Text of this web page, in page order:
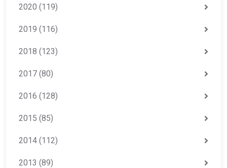
2020 (119)
2019 (116)
2018 (123)
2017 (80)
2016 (128)
2015 (85)
2014 (112)
2013 (89)